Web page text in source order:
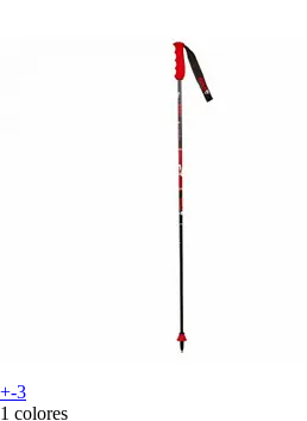
+-3
1 colores